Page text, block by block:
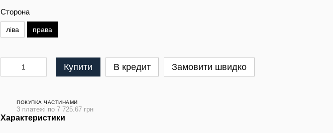
Сторона
ліва права
Купити В кредит Замовити швидко
ПОКУПКА ЧАСТИНАМИ
3 платежі по 7 725.67 грн
Характеристики